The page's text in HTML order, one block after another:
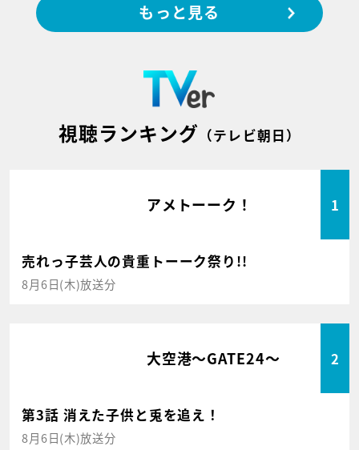
もっと見る
視聴ランキング （テレビ朝日）
アメトーーク！ 1
売れっ子芸人の貴重トーーク祭り!!
8月6日(木)放送分
大空港～GATE24～ 2
第3話 消えた子供と兎を追え！
8月6日(木)放送分